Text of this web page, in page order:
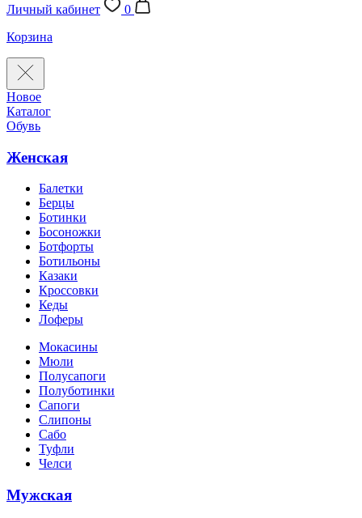
Личный кабинет
0
Корзина
Новое
Каталог
Обувь
Женская
Балетки
Берцы
Ботинки
Босоножки
Ботфорты
Ботильоны
Казаки
Кроссовки
Кеды
Лоферы
Мокасины
Мюли
Полусапоги
Полуботинки
Сапоги
Слипоны
Сабо
Туфли
Челси
Мужская